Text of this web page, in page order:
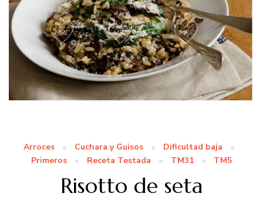
Arroces Cuchara y Guisos
Dificultad baja
Primeros
Receta Testada TM31 TM5
Risotto de seta